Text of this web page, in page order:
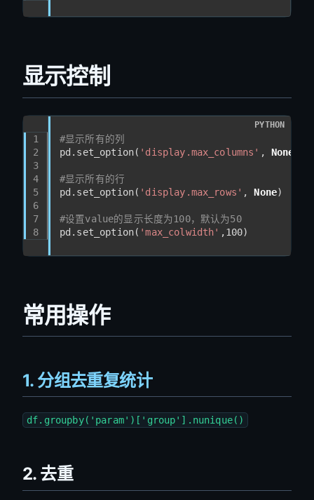
显示控制
1
2
3
4
5
6
7
8
#显示所有的列
pd.set_option( 'display.max_columns' , None
#显示所有的行
pd.set_option( 'display.max_rows' , None)
#设置value的显示长度为100，默认为50
pd.set_option( 'max_colwidth' ,100)
PYTHON
常用操作
1. 分组去重复统计
df.groupby('param')['group'].nunique()
2. 去重